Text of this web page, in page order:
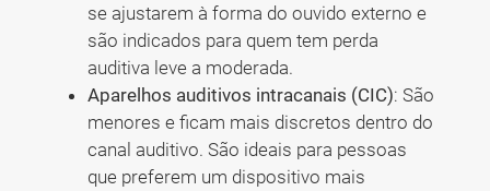
se ajustarem à forma do ouvido externo e
são indicados para quem tem perda
auditiva leve a moderada.
Aparelhos auditivos intracanais (CIC): São
menores e ficam mais discretos dentro do
canal auditivo. São ideais para pessoas
que preferem um dispositivo mais